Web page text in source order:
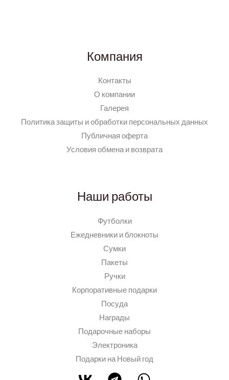
Компания
Контакты
О компании
Галерея
Политика защиты и обработки персональных данных
Публичная оферта
Условия обмена и возврата
Наши работы
Футболки
Ежедневники и блокноты
Сумки
Пакеты
Ручки
Корпоративные подарки
Посуда
Награды
Подарочные наборы
Электроника
Подарки на Новый год